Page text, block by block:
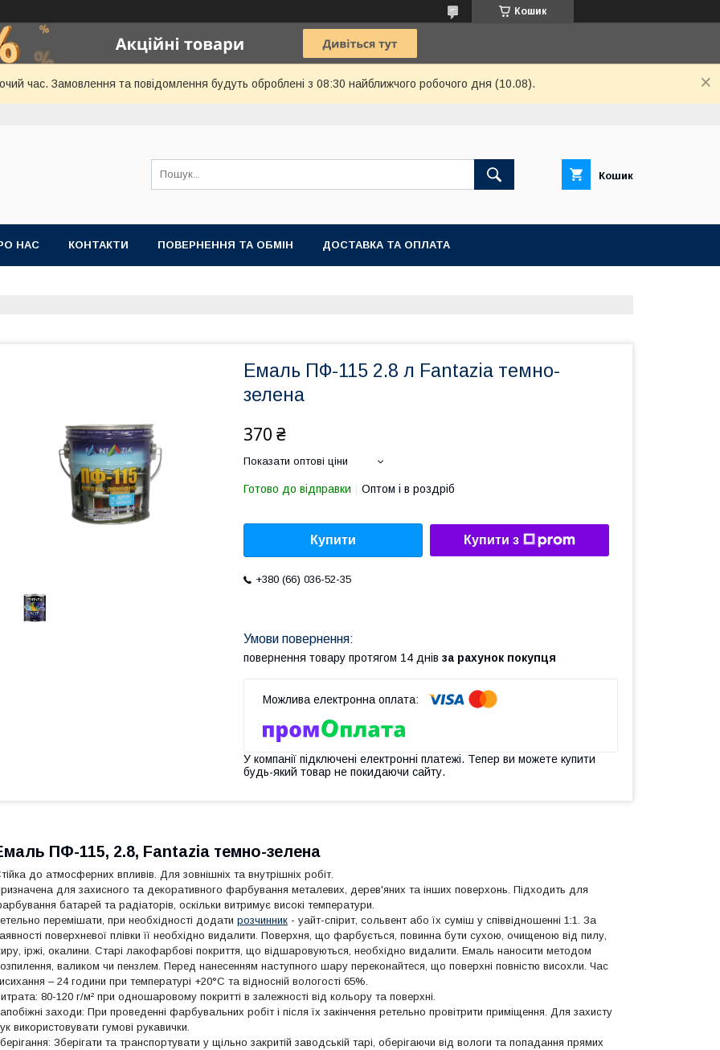
Кошик
час. Замовлення та повідомлення будуть оброблені з 08:30 найближчого робочого дня (10.08).
Кошик
НАС КОНТАКТИ ПОВЕРНЕННЯ ТА ОБМІН ДОСТАВКА ТА ОПЛАТА
Емаль ПФ-115 2.8 л Fantazia темно-
зелена
370 ₴
Показати оптові ціни
Готово до відправки Оптом і в роздріб
Купити Купити з
+380 (66) 036-52-35
повернення товару протягом 14 днів за рахунок покупця
У компанії підключені електронні платежі. Тепер ви можете купити
будь-який товар не покидаючи сайту.
ПФ-115, 2.8, Fantazia темно-зелена
до атмосферних впливів. Для зовнішніх та внутрішніх робіт.
для захисного та декоративного фарбування металевих, дерев'яних та інших поверхонь. Підходить для
батарей та радіаторів, оскільки витримує високі температури.
перемішати, при необхідності додати розчинник - уайт-спірит, сольвент або їх суміш у співвідношенні 1:1. За
поверхневої плівки її необхідно видалити. Поверхня, що фарбується, повинна бути сухою, очищеною від пилу,
іржі, окалини. Старі лакофарбові покриття, що відшаровуються, необхідно видалити. Емаль наносити методом
валиком чи пензлем. Перед нанесенням наступного шару переконайтеся, що поверхні повністю висохли. Час
– 24 години при температурі +20°С та відносній вологості 65%.
80-120 г/м² при одношаровому покритті в залежності від кольору та поверхні.
заходи: При проведенні фарбувальних робіт і після їх закінчення ретельно провітрити приміщення. Для захисту
використовувати гумові рукавички.
Зберігати та транспортувати у щільно закритій заводській тарі, оберігаючи від вологи та попадання прямих